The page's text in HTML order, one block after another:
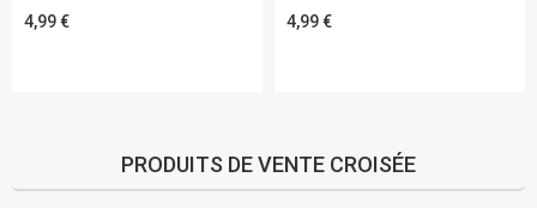
4,99 €
4,99 €
PRODUITS DE VENTE CROISÉE